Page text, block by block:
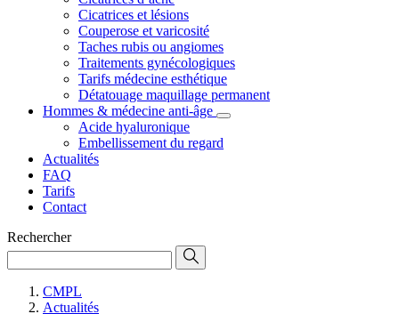
Cicatrices et lésions
Couperose et varicosité
Taches rubis ou angiomes
Traitements gynécologiques
Tarifs médecine esthétique
Détatouage maquillage permanent
Hommes & médecine anti-âge
Acide hyaluronique
Embellissement du regard
Actualités
FAQ
Tarifs
Contact
Rechercher
CMPL
Actualités